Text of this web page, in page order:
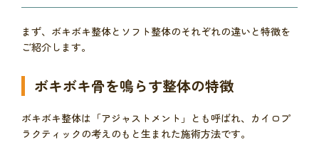
まず、ボキボキ整体とソフト整体のそれぞれの違いと特徴を
ご紹介します。
ボキボキ骨を鳴らす整体の特徴
ボキボキ整体は「アジャストメント」とも呼ばれ、カイロプ
ラクティックの考えのもと生まれた施術方法です。